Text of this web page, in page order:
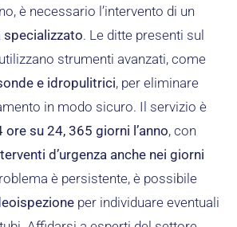
è necessario l’intervento di un
. Le ditte presenti sul
strumenti avanzati, come
e idropulitrici, per eliminare
in modo sicuro. Il servizio è
ore su 24, 365 giorni l’anno, con
d’urgenza anche nei giorni
è persistente, è possibile
per individuare eventuali